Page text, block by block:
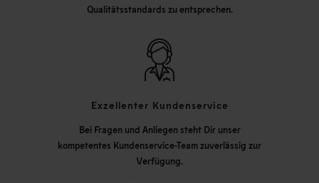
Qualitätsstandards zu entsprechen.
Exzellenter Kundenservice
Bei Fragen und Anliegen steht Dir unser
kompetentes Kundenservice-Team zuverlässig zur
Verfügung.